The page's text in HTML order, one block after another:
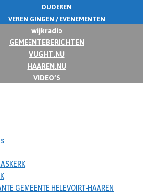
OUDEREN
VERENIGINGEN / EVENEMENTEN
wijkradio
GEMEENTEBERICHTEN
VUGHT.NU
HAAREN.NU
VIDEO’S
GEMEENTE HELEVOIRT-HAAREN